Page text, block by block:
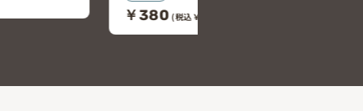
￥380 (税込￥418)